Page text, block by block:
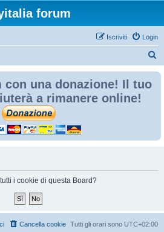
forum
Login
Iscriviti
una donazione! Il tuo
a rimanere online!
i cookie di questa Board?
Tutti gli orari sono UTC+02:00
Cancella cookie